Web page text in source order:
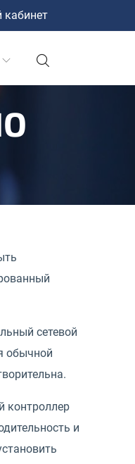
кабинет
сетевой
обычной
контроллер
и